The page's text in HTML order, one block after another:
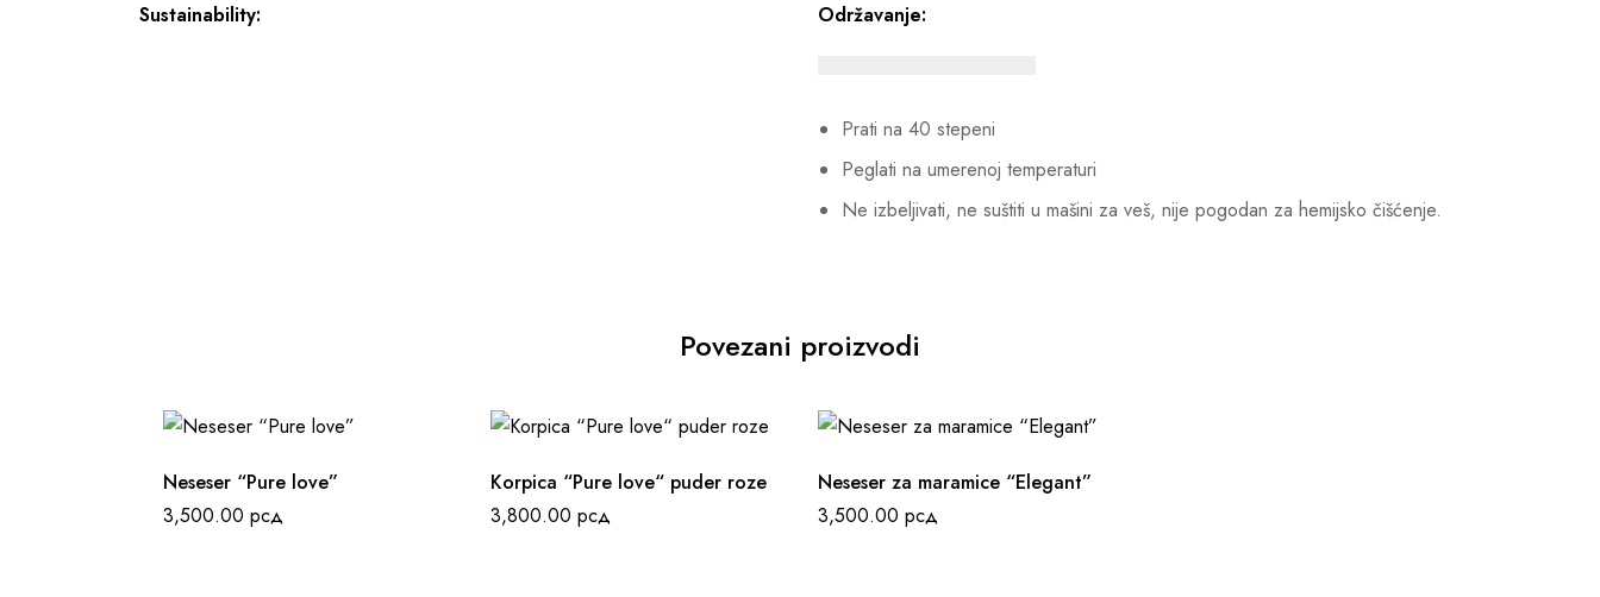
Sustainability: Održavanje:
Prati na 40 stepeni
Peglati na umerenoj temperaturi
Ne izbeljivati, ne suštiti u mašini za veš, nije pogodan za hemijsko čišćenje.
Povezani proizvodi
Neseser “Pure love”
3,500.00 рсд
Korpica “Pure love“ puder roze
3,800.00 рсд
Neseser za maramice “Elegant”
3,500.00 рсд